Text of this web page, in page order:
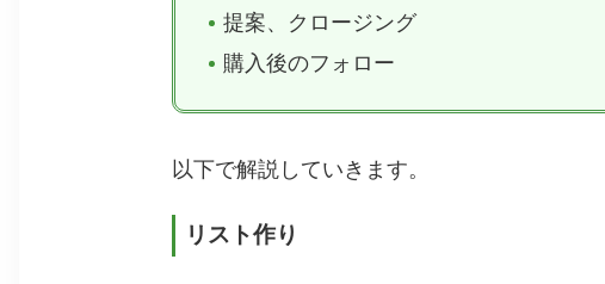
提案、クロージング
購入後のフォロー
以下で解説していきます。
リスト作り